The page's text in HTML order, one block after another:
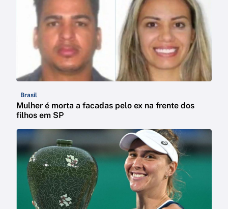
Brasil
Mulher é morta a facadas pelo ex na frente dos
filhos em SP